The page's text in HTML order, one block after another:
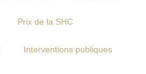
Prix de la SHC
Interventions publiques